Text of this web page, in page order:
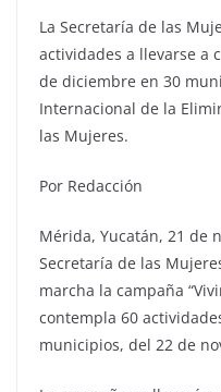
La Secretaría de las
actividades a llevarse a
de diciembre en 30
Internacional de la
las Mujeres.
Por Redacción
Mérida, Yucatán, 21 de
Secretaría de las
marcha la campaña
contempla 60
municipios, del 22 de